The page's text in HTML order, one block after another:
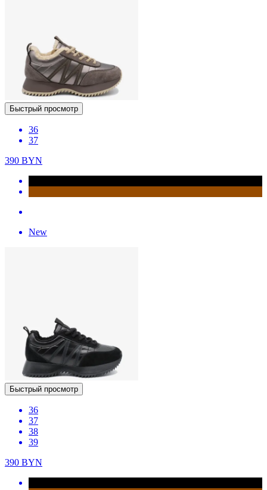
Быстрый просмотр
36
37
390 BYN
New
Быстрый просмотр
36
37
38
39
390 BYN